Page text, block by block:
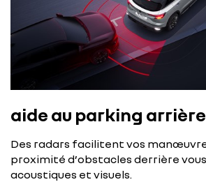
aide au parking arrière
Des radars facilitent vos
proximité d’obstacles derrière
acoustiques et visuels.